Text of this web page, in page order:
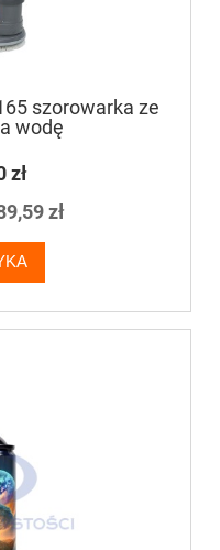
szorowarka ze
wodę
zł
zł